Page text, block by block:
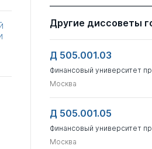
Другие диссоветы
Д 505.001.03
Финансовый университет
Москва
Д 505.001.05
Финансовый университет
Москва